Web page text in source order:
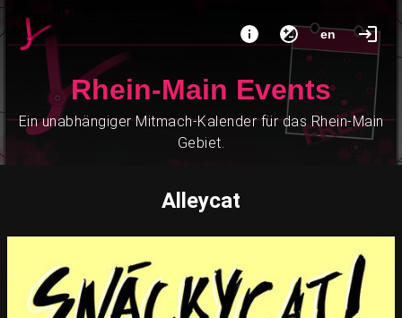
en
Rhein-Main Events
Ein unabhängiger Mitmach-Kalender für das Rhein-Main
Gebiet.
Alleycat